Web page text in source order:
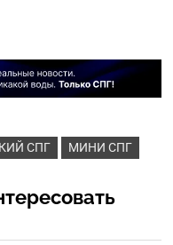
СПГ МИНИ СПГ